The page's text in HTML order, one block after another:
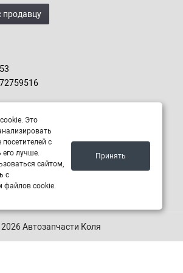
продавцу
с 10:00 до 17:00
Автозапчасти Коля
Это
с
его лучше.
сайтом,
с
файлов cookie.
Принять